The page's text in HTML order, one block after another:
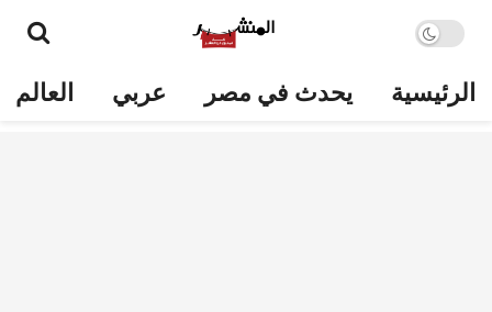
الرئيسية يحدث في مصر عربي العالم